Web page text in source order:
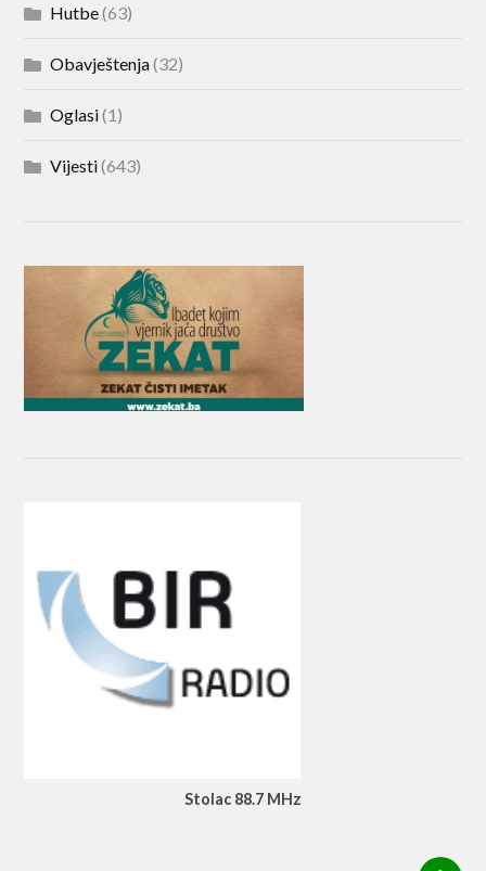
Hutbe(63)
Obavještenja(32)
Oglasi(1)
Vijesti(643)
Stolac 88.7 MHz